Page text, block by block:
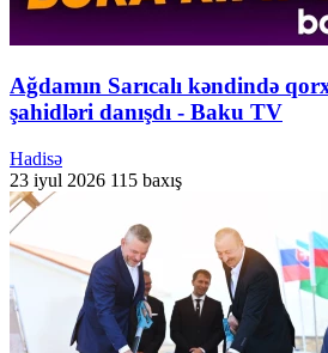
Ağdamın Sarıcalı kəndində
şahidləri danışdı - Baku TV
Hadisə
23 iyul 2026 115 baxış